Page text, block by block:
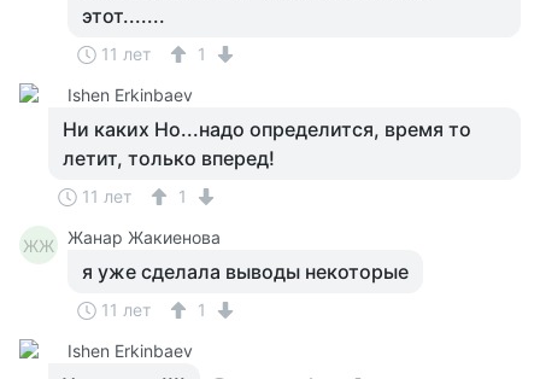
этот.......
11 лет
1
Ishen Erkinbaev
Ни каких Но...надо определится, время то
летит, только вперед!
11 лет 1
ЖЖ Жанар Жакиенова
я уже сделала выводы некоторые
11 лет
1
Ishen Erkinbaev